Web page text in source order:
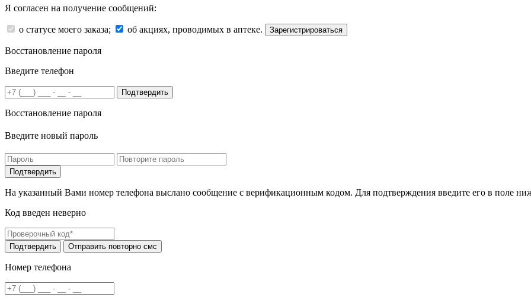
Я согласен на получение сообщений:
о статусе моего заказа; об акциях, проводимых в аптеке. Зарегистрироваться
Восстановление пароля
Введите телефон
Подтвердить
Восстановление пароля
Введите новый пароль
На указанный Вами номер телефона выслано сообщение с верификационным кодом. Для подтверждения введите его в поле
Код введен неверно
Номер телефона